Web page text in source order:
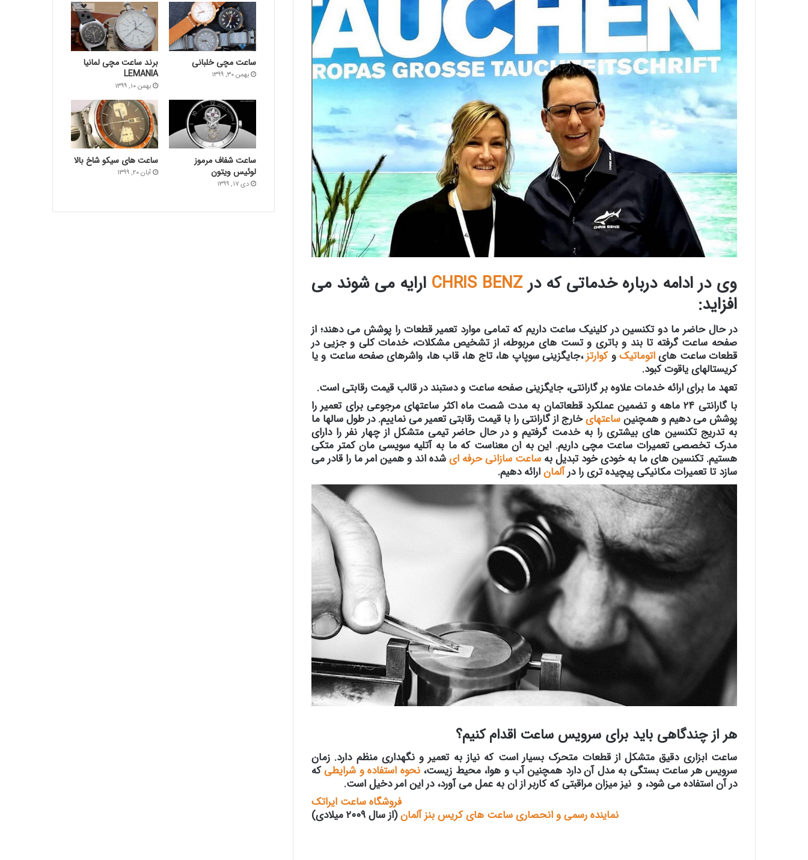
وی در ادامه درباره خدماتی که درCHRIS BENZ ارایه می شوند می
افزاید:
در حال حاضر ما دو تکنسین در کلینیک ساعت داریم که تمامی موارد تعمیر قطعات را پوشش می دهند؛ از
صفحه ساعت گرفته تا بند و باتری و تست های مربوطه، از تشخیص مشکلات، خدمات کلی و جزیی در
قطعات ساعت هایاتوماتیکوکوارتز،جایگزینی سوپاپ ها، تاج ها، قاب ها، واشرهای صفحه ساعت و یا
کریستالهای یاقوت کبود.
تعهد ما برای ارائه خدمات علاوه بر گارانتی، جایگزینی صفحه ساعت و دستبند در قالب قیمت رقابتی است.
با گارانتی ۲۴ ماهه و تضمین عملکرد قطعاتمان به مدت شصت ماه اکثر ساعتهای مرجوعی برای تعمیر را
پوشش می دهیم و همچنینساعتهایخارج از گارانتی را با قیمت رقابتی تعمیر می نماییم. در طول سالها ما
به تدریج تکنسین های بیشتری را به خدمت گرفتیم و در حال حاضر تیمی متشکل از چهار نفر را دارای
مدرک تخصصی تعمیرات ساعت مچی داریم. این به ان معناست که ما به آتلیه سویسی مان کمتر متکی
هستیم. تکنسین های ما به خودی خود تبدیل به ساعت سازانی حرفه ایشده اند و همین امر ما را قادر می
سازد تا تعمیرات مکانیکی پیچیده تری را درآلمانارائه دهیم.
هر از چندگاهی باید برای سرویس ساعت اقدام کنیم؟
ساعت ابزاری دقیق متشکل از قطعات متحرک بسیار است که نیاز به تعمیر و نگهداری منظم دارد. زمان
سرویس هر ساعت بستگی به مدل آن دارد همچنین آب و هوا، محیط زیست،نحوه استفاده و شرایطیکه
در آن استفاده می شود، و نیز میزان مراقبتی که کاربر از ان به عمل می آورد، در این امر دخیل است.
فروشگاه ساعت ایراتک
نماینده رسمی و انحصاری ساعت های کریس بنز آلمان(از سال ۲۰۰۹ میلادی)
ساعت‌ مچی خلبانی
بهمن ۳۰, ۱۳۹۹
برند ساعت مچی لمانیا
LEMANIA
بهمن ۱۰, ۱۳۹۹
ساعت شفاف مرموز
لوئیس ویتون
دی ۱۷, ۱۳۹۹
ساعت های سیکو شاخ بالا
آبان ۲۰, ۱۳۹۹